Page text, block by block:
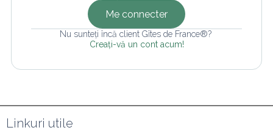
Me connecter
Nu sunteți încă client Gîtes de France®?
Creați-vă un cont acum!
Linkuri utile